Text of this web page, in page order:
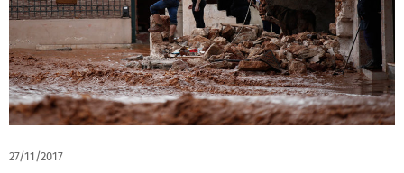
27/11/2017